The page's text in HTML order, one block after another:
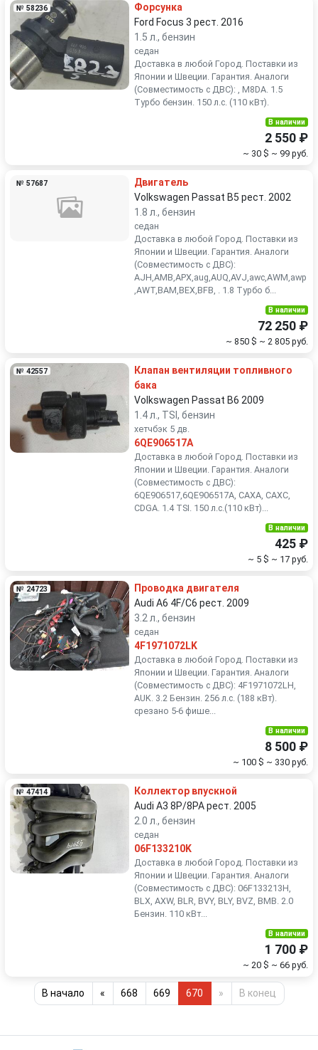
№ 58236
Форсунка
Ford Focus 3 рест. 2016
1.5 л., бензин
седан
Доставка в любой Город. Поставки из
Японии и Швеции. Гарантия. Аналоги
(Совместимость с ДВС): , M8DA. 1.5
Турбо бензин. 150 л.с. (110 кВт).
В наличии
2 550 ₽
~ 30 $ ~ 99 руб.
№ 57687
Двигатель
Volkswagen Passat B5 рест. 2002
1.8 л., бензин
седан
Доставка в любой Город. Поставки из
Японии и Швеции. Гарантия. Аналоги
(Совместимость с ДВС):
AJH,AMB,APX,aug,AUQ,AVJ,awc,AWM,awp
,AWT,BAM,BEX,BFB, . 1.8 Турбо б...
В наличии
72 250 ₽
~ 850 $ ~ 2 805 руб.
№ 42557
Клапан вентиляции топливного
бака
Volkswagen Passat B6 2009
1.4 л., TSI, бензин
хетчбэк 5 дв.
6QE906517A
Доставка в любой Город. Поставки из
Японии и Швеции. Гарантия. Аналоги
(Совместимость с ДВС):
6QE906517,6QE906517A, CAXA, CAXC,
CDGA. 1.4 TSI. 150 л.с.(110 кВт)...
В наличии
425 ₽
~ 5 $ ~ 17 руб.
№ 24723
Проводка двигателя
Audi A6 4F/C6 рест. 2009
3.2 л., бензин
седан
4F1971072LK
Доставка в любой Город. Поставки из
Японии и Швеции. Гарантия. Аналоги
(Совместимость с ДВС): 4F1971072LH,
AUK. 3.2 Бензин. 256 л.с. (188 кВт).
срезано 5-6 фише...
В наличии
8 500 ₽
~ 100 $ ~ 330 руб.
№ 47414
Коллектор впускной
Audi A3 8P/8PA рест. 2005
2.0 л., бензин
седан
06F133210K
Доставка в любой Город. Поставки из
Японии и Швеции. Гарантия. Аналоги
(Совместимость с ДВС): 06F133213H,
BLX, AXW, BLR, BVY, BLY, BVZ, BMB. 2.0
Бензин. 110 кВт...
В наличии
1 700 ₽
~ 20 $ ~ 66 руб.
В начало « 668 669 670 » В конец